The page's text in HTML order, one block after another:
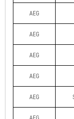
AEG
AEG
AEG
AEG
AEG